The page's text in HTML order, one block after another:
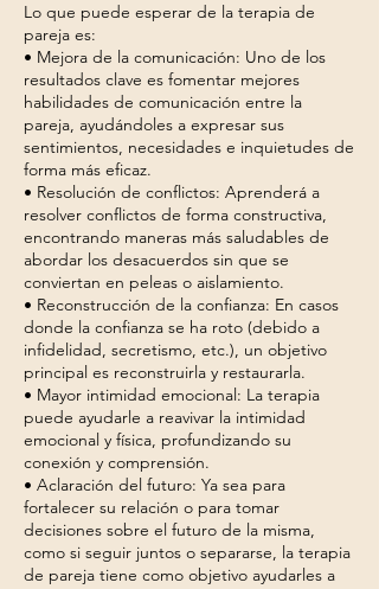
Lo que puede esperar de la terapia de
pareja es:
• Mejora de la comunicación: Uno de los
resultados clave es fomentar mejores
habilidades de comunicación entre la
pareja, ayudándoles a expresar sus
sentimientos, necesidades e inquietudes de
forma más eficaz.
• Resolución de conflictos: Aprenderá a
resolver conflictos de forma constructiva,
encontrando maneras más saludables de
abordar los desacuerdos sin que se
conviertan en peleas o aislamiento.
• Reconstrucción de la confianza: En casos
donde la confianza se ha roto (debido a
infidelidad, secretismo, etc.), un objetivo
principal es reconstruirla y restaurarla.
• Mayor intimidad emocional: La terapia
puede ayudarle a reavivar la intimidad
emocional y física, profundizando su
conexión y comprensión.
• Aclaración del futuro: Ya sea para
fortalecer su relación o para tomar
decisiones sobre el futuro de la misma,
como si seguir juntos o separarse, la terapia
de pareja tiene como objetivo ayudarles a